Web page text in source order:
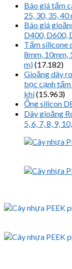
Báo giá tấm
25, 30, 35, 40
Báo giá
D400, D600,
Tấm silicone
8mm, 10mm,
m)(17.182)
Gioăng dây
bọc cạnh
khí(15.963)
Ống silicon
Dây gioăng
5, 6, 7, 8, 9,